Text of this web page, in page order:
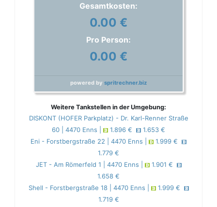
Gesamtkosten:
0.00 €
Pro Person:
0.00 €
powered by spritrechner.biz
Weitere Tankstellen in der Umgebung:
DISKONT (HOFER Parkplatz) - Dr. Karl-Renner Straße
60 | 4470 Enns |
1.896 €
1.653 €
Eni - Forstbergstraße 22 | 4470 Enns |
1.999 €
1.779 €
JET - Am Römerfeld 1 | 4470 Enns |
1.901 €
1.658 €
Shell - Forstbergstraße 18 | 4470 Enns |
1.999 €
1.719 €